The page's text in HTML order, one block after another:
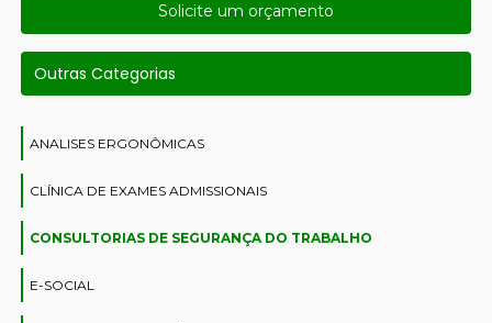
Solicite um orçamento
Outras Categorias
ANALISES ERGONÔMICAS
CLÍNICA DE EXAMES ADMISSIONAIS
CONSULTORIAS DE SEGURANÇA DO TRABALHO
E-SOCIAL